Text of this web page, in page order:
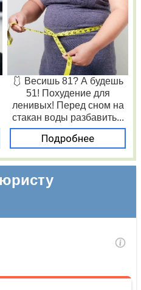
🩱 Весишь 81? А будешь
51! Похудение для
ленивых! Перед сном на
стакан воды разбавить...
Подробнее